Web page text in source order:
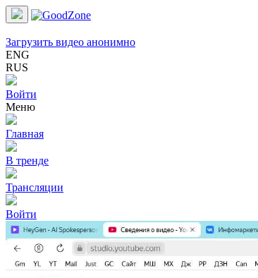
Загрузить видео анонимно
ENG
RUS
Войти
Меню
Главная
В тренде
Трансляции
Войти